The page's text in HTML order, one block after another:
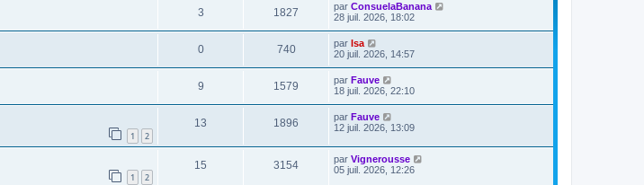
3 1827 par ConsuelaBanana
28 juil. 2026, 18:02
0 740 par Isa
20 juil. 2026, 14:57
9 1579 par Fauve
18 juil. 2026, 22:10
1 2
13 1896 par Fauve
12 juil. 2026, 13:09
1 2
15 3154 par Vignerousse
05 juil. 2026, 12:26